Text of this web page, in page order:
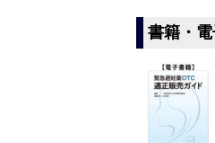
書籍・